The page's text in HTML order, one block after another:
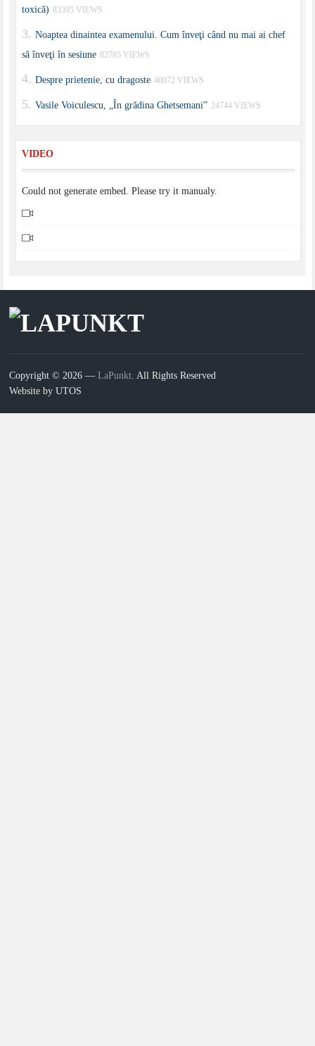
toxică) 83395 VIEWS
Noaptea dinaintea examenului. Cum înveţi când nu mai ai chef
să înveţi în sesiune 82785 VIEWS
Despre prietenie, cu dragoste 40072 VIEWS
Vasile Voiculescu, „În grădina Ghetsemani” 24744 VIEWS
VIDEO
Could not generate embed. Please try it manualy.
Copyright © 2026 —LaPunkt . All Rights Reserved
Website by UTOS